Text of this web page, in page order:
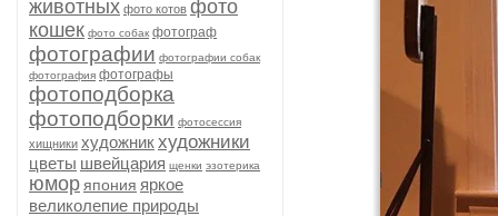
животных фото котов фото
кошек фото собак фотограф
фотографии фотографии собак
фотография фотографы
фотоподборка
фотоподборки фотосессия
хищники художникхудожники
цветы швейцария щенки эзотерика
юмор япония яркое
великолепие природы